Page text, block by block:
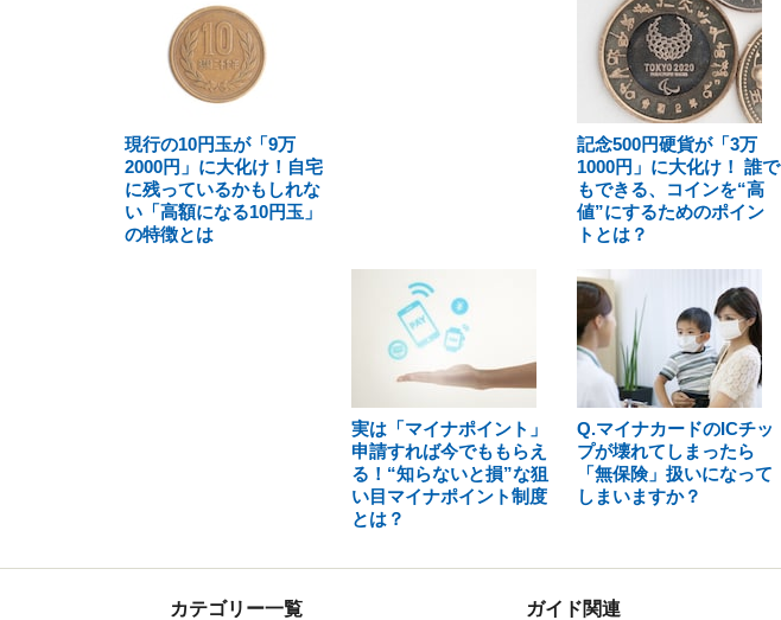
現行の10円玉が「9万
2000円」に大化け！自宅
に残っているかもしれな
い「高額になる10円玉」
の特徴とは
記念500円硬貨が「3万
1000円」に大化け！ 誰で
もできる、コインを“高
値”にするためのポイン
トとは？
実は「マイナポイント」
申請すれば今でももらえ
る！“知らないと損”な狙
い目マイナポイント制度
とは？
Q.マイナカードのICチッ
プが壊れてしまったら
「無保険」扱いになって
しまいますか？
カテゴリー一覧 ガイド関連